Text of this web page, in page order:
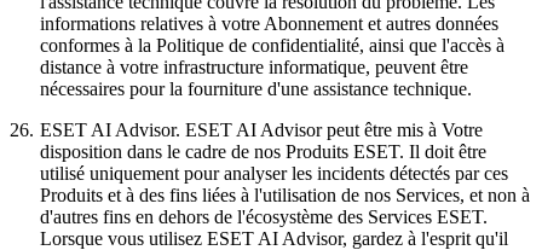
informations relatives à votre Abonnement et autres données
conformes à la Politique de confidentialité, ainsi que l'accès à
distance à votre infrastructure informatique, peuvent être
nécessaires pour la fourniture d'une assistance technique.
26. ESET AI Advisor. ESET AI Advisor peut être mis à Votre
disposition dans le cadre de nos Produits ESET. Il doit être
utilisé uniquement pour analyser les incidents détectés par ces
Produits et à des fins liées à l'utilisation de nos Services, et non à
d'autres fins en dehors de l'écosystème des Services ESET.
Lorsque vous utilisez ESET AI Advisor, gardez à l'esprit qu'il